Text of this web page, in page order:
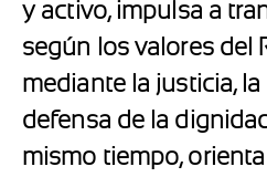
y activo, impulsa a
según los valores del
mediante la justicia,
defensa de la
mismo tiempo,